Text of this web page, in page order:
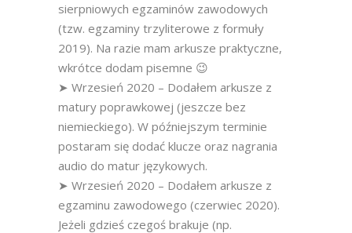
sierpniowych egzaminów zawodowych
(tzw. egzaminy trzyliterowe z formuły
2019). Na razie mam arkusze praktyczne,
wkrótce dodam pisemne 😉
➤ Wrzesień 2020 – Dodałem arkusze z
matury poprawkowej (jeszcze bez
niemieckiego). W późniejszym terminie
postaram się dodać klucze oraz nagrania
audio do matur językowych.
➤ Wrzesień 2020 – Dodałem arkusze z
egzaminu zawodowego (czerwiec 2020).
Jeżeli gdzieś czegoś brakuje (np.